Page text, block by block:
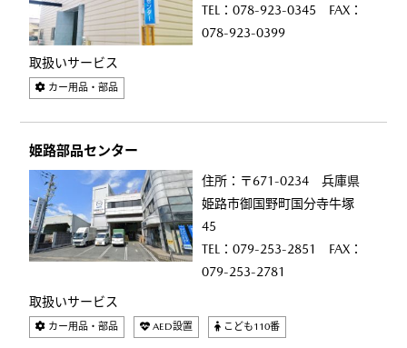
TEL：078-923-0345 FAX：
078-923-0399
取扱いサービス
カー用品・部品
姫路部品センター
住所：〒671-0234 兵庫県
姫路市御国野町国分寺牛塚
45
TEL：079-253-2851 FAX：
079-253-2781
取扱いサービス
カー用品・部品 AED設置 こども110番